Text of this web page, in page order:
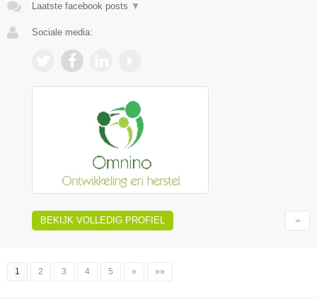
Laatste facebook posts ▼
Sociale media:
BEKIJK VOLLEDIG PROFIEL
1 2 3 4 5 » »»